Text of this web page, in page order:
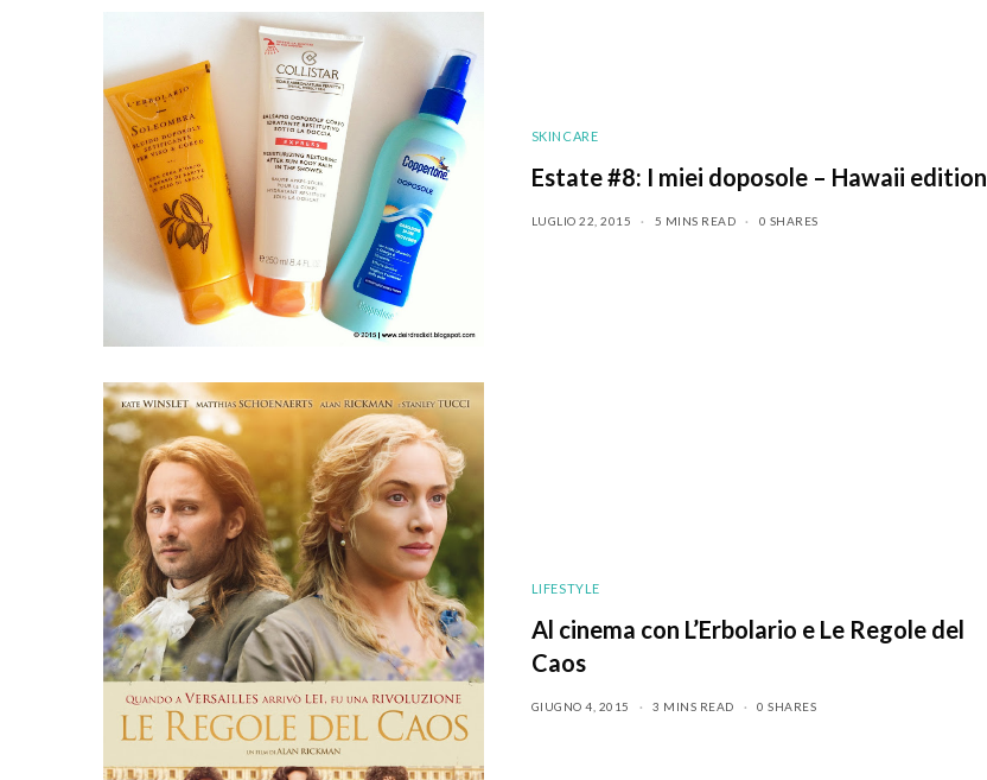
SKINCARE
Estate #8: I miei doposole – Hawaii edition
LUGLIO 22, 2015 5 MINS READ 0 SHARES
LIFESTYLE
Al cinema con L’Erbolario e Le Regole del
Caos
GIUGNO 4, 2015 3 MINS READ 0 SHARES